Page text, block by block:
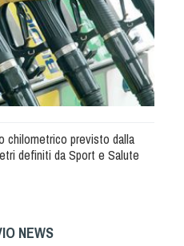
chilometrico previsto dalla
definiti da Sport e Salute
NEWS
Manifestazioni
di Giustizia - Dispositivi
e moduli
Atleti Cinofili